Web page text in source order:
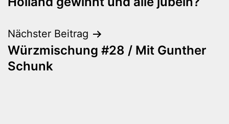
Nächster Beitrag
Würzmischung #28 / Mit Gunther
Schunk